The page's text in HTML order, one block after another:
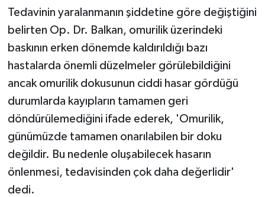
Tedavinin yaralanmanın şiddetine göre değiştiğini
belirten Op. Dr. Balkan, omurilik üzerindeki
baskının erken dönemde kaldırıldığı bazı
hastalarda önemli düzelmeler görülebildiğini
ancak omurilik dokusunun ciddi hasar gördüğü
durumlarda kayıpların tamamen geri
döndürülemediğini ifade ederek, 'Omurilik,
günümüzde tamamen onarılabilen bir doku
değildir. Bu nedenle oluşabilecek hasarın
önlenmesi, tedavisinden çok daha değerlidir'
dedi.